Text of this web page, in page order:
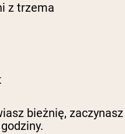
z trzema
bieżnię, zaczynasz